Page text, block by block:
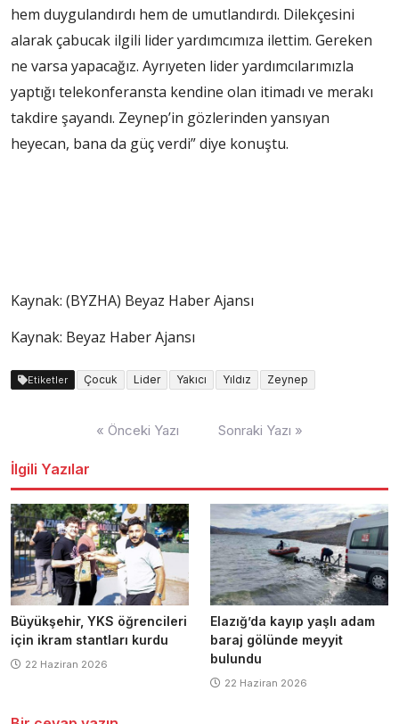
hem duygulandırdı hem de umutlandırdı. Dilekçesini
alarak çabucak ilgili lider yardımcımıza ilettim. Gereken
ne varsa yapacağız. Ayrıyeten lider yardımcılarımızla
yaptığı telekonferansta kendine olan itimadı ve merakı
takdire şayandı. Zeynep’in gözlerinden yansıyan
heyecan, bana da güç verdi” diye konuştu.
Kaynak: (BYZHA) Beyaz Haber Ajansı
Kaynak: Beyaz Haber Ajansı
Etiketler Çocuk Lider Yakıcı Yıldız Zeynep
« Önceki Yazı Sonraki Yazı »
İlgili Yazılar
Büyükşehir, YKS öğrencileri
için ikram stantları kurdu
22 Haziran 2026
Elazığ’da kayıp yaşlı adam
baraj gölünde meyyit
bulundu
22 Haziran 2026